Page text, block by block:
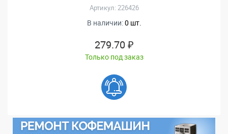
Артикул: 226426
В наличии:0 шт.
279.70 ₽
Только под заказ